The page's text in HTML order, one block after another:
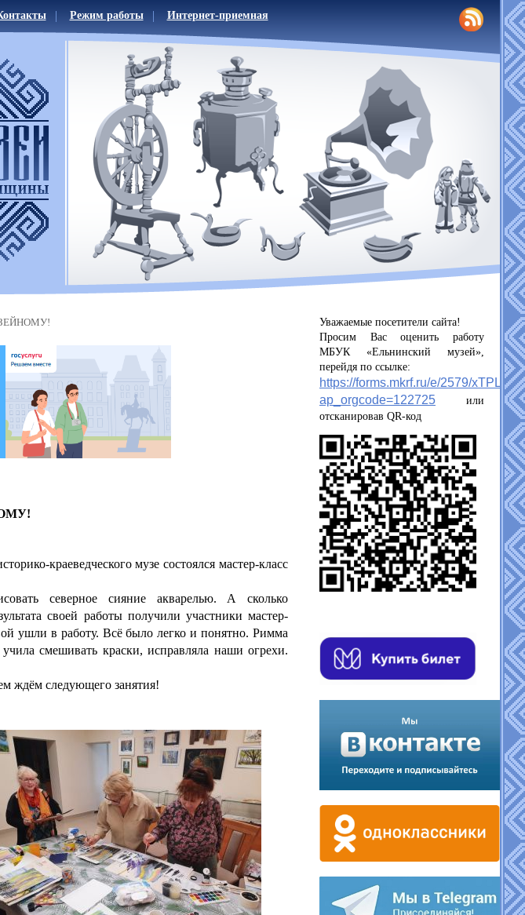
Режим работы Интернет-приемная
краеведческого музе состоялся мастер-класс
северное сияние акварелью. А сколько
своей работы получили участники мастер-
ушли в работу. Всё было легко и понятно. Римма
смешивать краски, исправляла наши огрехи.
ждём следующего занятия!
Уважаемые посетители сайта!
Просим Вас оценить работу
МБУК «Ельнинский музей»,
перейдя по ссылке:
https://forms.mkrf.ru/e/2579/
ap_orgcode=122725 или
отсканировав QR-код